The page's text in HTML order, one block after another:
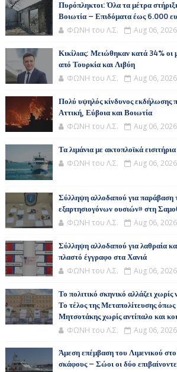
Πυρόπληκτοι: Όλα τα μέτρα
Βοιωτία – Επιδόματα έως 6.000
ΦΩΝΗ του Λ.Σ. Aug 06, 2026
Κικίλιας: Μειώθηκαν κατά 34% οι
από Τουρκία και Λιβύη
ΦΩΝΗ του Λ.Σ. Aug 06, 2026
Πολύ υψηλός κίνδυνος εκδήλωσης
Αττική, Εύβοια και Βοιωτία
ΦΩΝΗ του Λ.Σ. Aug 06, 2026
Τα λιμάνια με ακτοπλοϊκά
ΦΩΝΗ του Λ.Σ. Aug 06, 2026
Σύλληψη αλλοδαπού για παράβαση
εξαρτησιογόνων ουσιών» στη
ΦΩΝΗ του Λ.Σ. Aug 06, 2026
Σύλληψη αλλοδαπού για λαθραία
πλαστό έγγραφο στα Χανιά
ΦΩΝΗ του Λ.Σ. Aug 06, 2026
Το πολιτικό σκηνικό αλλάζει
Το τέλος της Μεταπολίτευσης
Μητσοτάκης χωρίς αντίπαλο και
ΦΩΝΗ του Λ.Σ. Aug 06, 2026
Άμεση επέμβαση του Λιμενικού
σκάφους – Σώοι οι δύο